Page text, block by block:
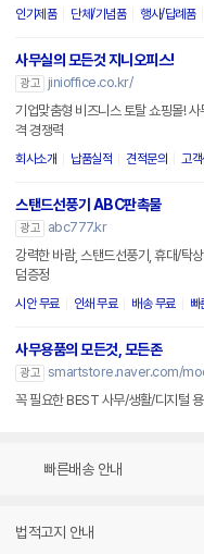
인기제품 단체/기념품 행사/답례품
사무실의 모든것 지니오피스!
광고
jinioffice.co.kr/
기업맞춤형 비즈니스 토탈 쇼핑몰!
격 경쟁력
회사소개 납품실적 견적문의 고객
스탠드선풍기 ABC판촉물
광고
abc777.kr
강력한 바람, 스탠드선풍기, 휴대/탁
덤증정
시안 무료 인쇄 무료 배송 무료 빠
사무용품의 모든것, 모든존
광고 smartstore.naver.com/
꼭 필요한 BEST 사무/생활/디지털
빠른배송 안내
법적고지 안내